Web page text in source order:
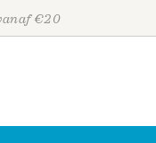
€20